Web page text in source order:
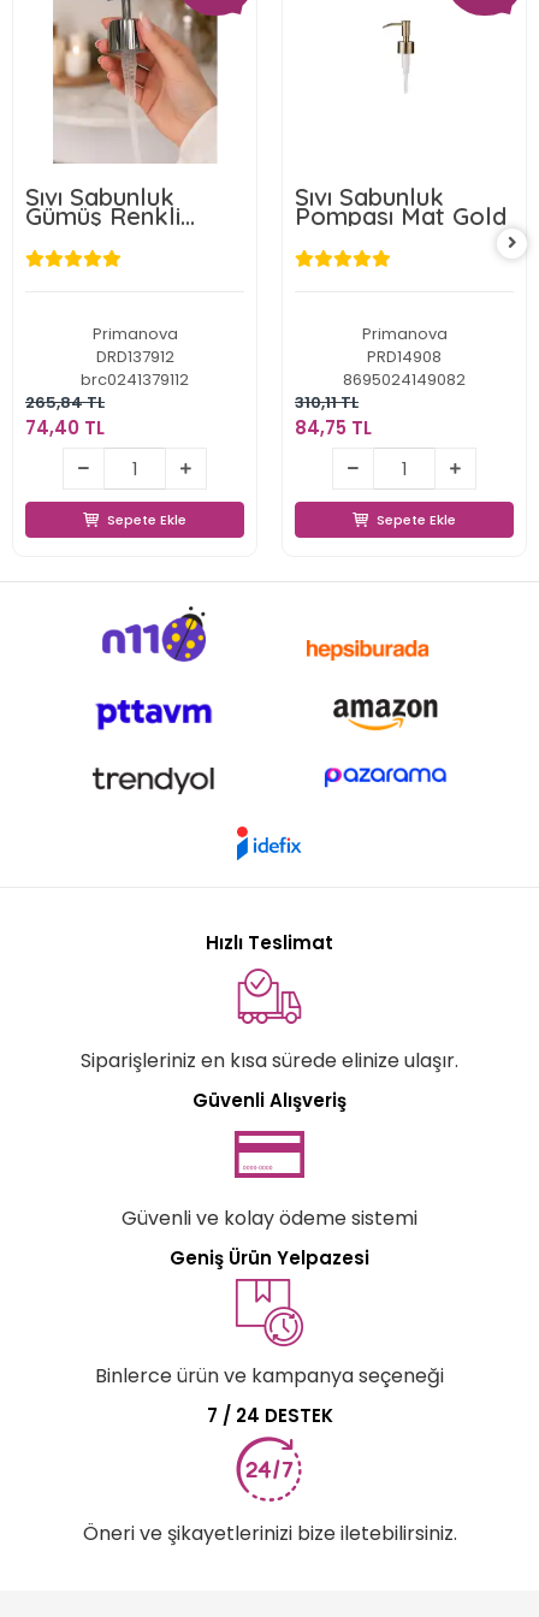
Sıvı Sabunluk
Gümüş Renkli
Plastik Yedek
Pompa
Primanova
DRD137912
brc0241379112
265,84 TL
74,40 TL
74,40 TL
Sepete Ekle
Sepete Ekle
Sıvı Sabunluk
Pompası Mat Gold
Primanova
PRD14908
8695024149082
310,11 TL
84,75 TL
84,75 TL
Sepete Ekle
Sepete Ekle
Hızlı Teslimat
Siparişleriniz en kısa sürede elinize ulaşır.
Güvenli Alışveriş
Güvenli ve kolay ödeme sistemi
Geniş Ürün Yelpazesi
Binlerce ürün ve kampanya seçeneği
7 / 24 DESTEK
Öneri ve şikayetlerinizi bize iletebilirsiniz.